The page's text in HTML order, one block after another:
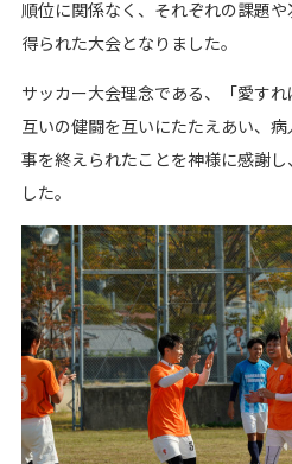
順位に関係なく、それぞれの課題
得られた大会となりました。
サッカー大会理念である、「愛す
互いの健闘を互いにたたえあい、
事を終えられたことを神様に感謝
した。